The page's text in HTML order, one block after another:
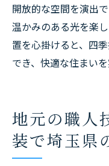
開放的な空間を演出
温かみのある光を楽
置を心掛けると、四
でき、快適な住まいを
地元の職人
装で埼玉県